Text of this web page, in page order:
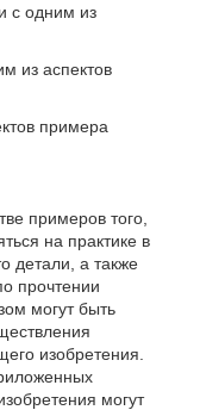
с одним из
из аспектов
примера
примеров того,
на практике в
детали, а также
прочтении
могут быть
изобретения.
могут